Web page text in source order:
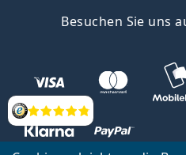
Bewertung
Besuchen Sie uns